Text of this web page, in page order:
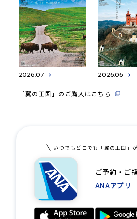
2026.07 2026.06
「翼の王国」のご購入はこちら
いつでもどこでも「翼の王国」
ご予約・ご
ANAアプリ